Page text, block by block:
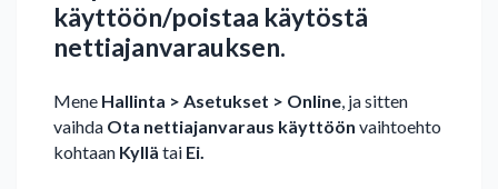
käyttöön/poistaa käytöstä
nettiajanvarauksen.
Mene Hallinta > Asetukset > Online, ja sitten
vaihda Ota nettiajanvaraus käyttöön vaihtoehto
kohtaan Kyllä tai Ei.